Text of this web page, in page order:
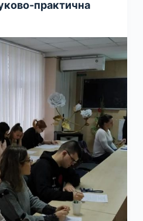
практична